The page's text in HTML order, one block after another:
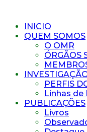
INICIO
QUEM SOMOS
O OMR
ÓRGÃOS
PERFIS
Linhas
PUBLICAÇÕES
Livros